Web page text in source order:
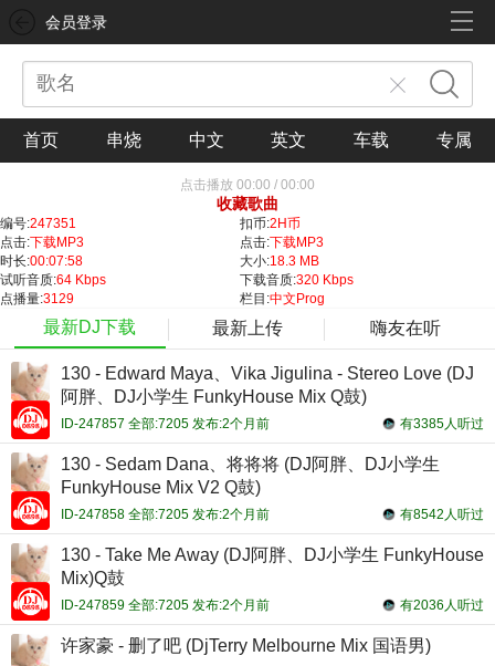
会员登录
首页 串烧 中文 英文 车载 专属
点击播放 00:00 / 00:00
收藏歌曲
编号:247351 扣币:2H币
点击:下载MP3 点击:下载MP3
时长:00:07:58 大小:18.3 MB
试听音质:64 Kbps 下载音质:320 Kbps
点播量:3129 栏目:中文Prog
最新DJ下载 最新上传 嗨友在听
130 - Edward Maya、Vika Jigulina - Stereo Love (DJ
阿胖、DJ小学生 FunkyHouse Mix Q鼓)
有3385人听过
ID-247857 全部:7205 发布:2个月前
130 - Sedam Dana、将将将 (DJ阿胖、DJ小学生
FunkyHouse Mix V2 Q鼓)
有8542人听过
ID-247858 全部:7205 发布:2个月前
130 - Take Me Away (DJ阿胖、DJ小学生 FunkyHouse
Mix)Q鼓
有2036人听过
ID-247859 全部:7205 发布:2个月前
许家豪 - 删了吧 (DjTerry Melbourne Mix 国语男)